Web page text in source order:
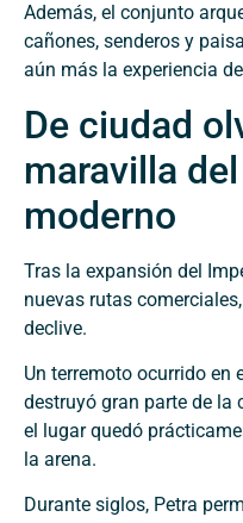
Además, el conjunto
cañones, senderos y
aún más la experiencia
De ciudad
maravilla
moderno
Tras la expansión del
nuevas rutas
declive.
Un terremoto ocurrido en
destruyó gran parte de la
el lugar quedó
la arena.
Durante siglos, Petra